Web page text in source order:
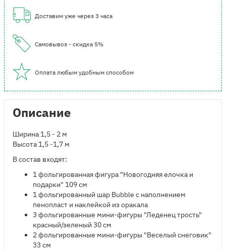
Доставим уже через 3 часа
Самовывоз - скидка 5%
Оплата любым удобным способом
Описание
Ширина 1,5 - 2 м
Высота 1,5 -1,7 м
В состав входят:
1 фольгированная фигура "Новогодняя елочка и
подарки" 109 см
1 фольгированный шар Bubble с наполнением
пенопласт и наклейкой из оракала
3 фольгированные мини-фигуры "Леденец трость"
красный/зеленый 30 см
2 фольгированные мини-фигуры "Веселый снеговик"
33 см